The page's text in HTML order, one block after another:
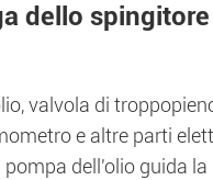
dello spingitore
valvola di
e altre parti
dell'olio guida